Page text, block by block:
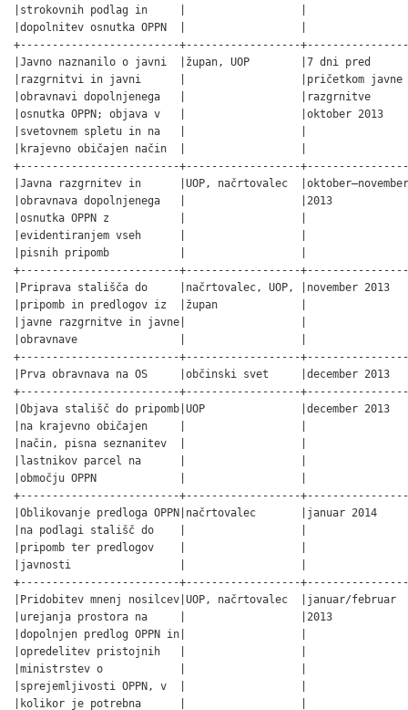
|strokovnih podlag in     |                  |
|dopolnitev osnutka OPPN  |                  |
+-------------------------+------------------
|Javno naznanilo o javni  |župan, UOP        |7 dni pred
|razgrnitvi in javni      |                  |pričetkom
|obravnavi dopolnjenega   |                  |razgrnitve
|osnutka OPPN; objava v   |                  |oktober 2013
|svetovnem spletu in na   |                  |
|krajevno običajen način  |                  |
+-------------------------+------------------
|Javna razgrnitev in      |UOP, načrtovalec
|obravnava dopolnjenega   |                  |2013
|osnutka OPPN z           |                  |
|evidentiranjem vseh      |                  |
|pisnih pripomb           |                  |
+-------------------------+------------------
|Priprava stališča do     |načrtovalec, UOP, |november 2013
|pripomb in predlogov iz  |župan             |
|javne razgrnitve in javne|                  |
|obravnave                |                  |
+-------------------------+------------------
|Prva obravnava na OS     |občinski svet     |december 2013
+-------------------------+------------------
|Objava stališč do pripomb|UOP               |december 2013
|na krajevno običajen     |                  |
|način, pisna seznanitev  |                  |
|lastnikov parcel na      |                  |
|območju OPPN             |                  |
+-------------------------+------------------
|Oblikovanje predloga OPPN|načrtovalec       |januar 2014
|na podlagi stališč do    |                  |
|pripomb ter predlogov    |                  |
|javnosti                 |                  |
+-------------------------+------------------
|Pridobitev mnenj nosilcev|UOP, načrtovalec  |januar/
|urejanja prostora na     |                  |2013
|dopolnjen predlog OPPN in|                  |
|opredelitev pristojnih   |                  |
|ministrstev o            |                  |
|sprejemljivosti OPPN, v  |                  |
|kolikor je potrebna      |                  |